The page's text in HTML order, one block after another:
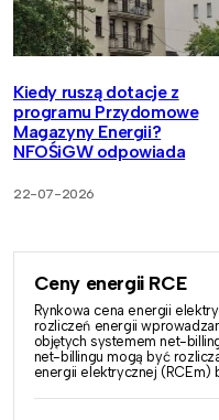
Kiedy ruszą dotacje z
programu Przydomowe
Magazyny Energii?
NFOŚiGW odpowiada
22-07-2026
Ceny energii RCE
Rynkowa cena energii
rozliczeń energii
objętych systemem net-
net-billingu mogą być
energii elektrycznej (RCEm)